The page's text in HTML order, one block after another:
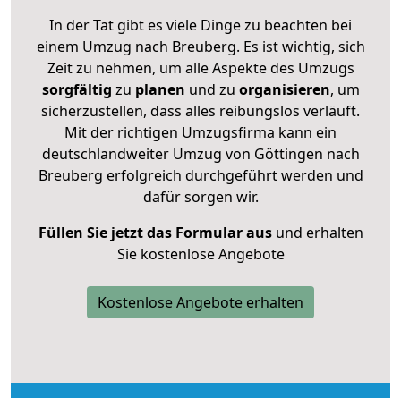
In der Tat gibt es viele Dinge zu beachten bei
einem Umzug nach Breuberg. Es ist wichtig, sich
Zeit zu nehmen, um alle Aspekte des Umzugs
sorgfältig zu planen und zu organisieren, um
sicherzustellen, dass alles reibungslos verläuft.
Mit der richtigen Umzugsfirma kann ein
deutschlandweiter Umzug von Göttingen nach
Breuberg erfolgreich durchgeführt werden und
dafür sorgen wir.
Füllen Sie jetzt das Formular ausund erhalten
Sie kostenlose Angebote
Kostenlose Angebote erhalten